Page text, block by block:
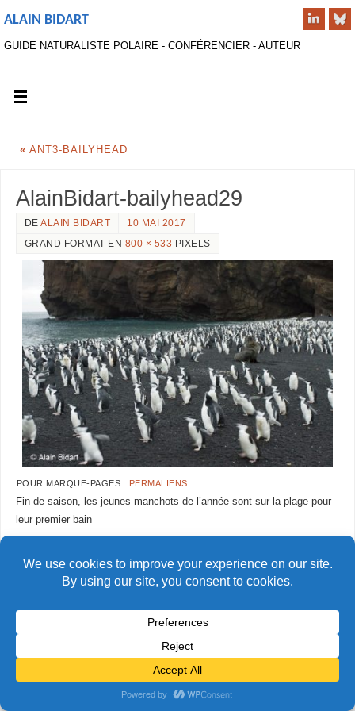
ALAIN BIDART
GUIDE NATURALISTE POLAIRE - CONFÉRENCIER - AUTEUR
« ANT3-BAILYHEAD
AlainBidart-bailyhead29
DEALAIN BIDART
10 MAI 2017
GRAND FORMAT EN 800 × 533 PIXELS
POUR MARQUE-PAGES : PERMALIENS
Fin de saison, les jeunes manchots de l’année sont sur la plage pour
leur premier bain
AlainBidart-bailyhead28 AlainBidart-bailyhead30
FIÈREMENT PROPULSÉ PARPARABOLA